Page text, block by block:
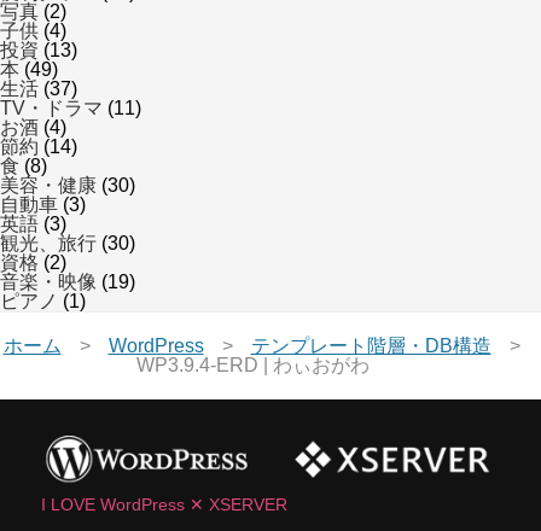
写真 (2)
子供 (4)
投資 (13)
本 (49)
生活 (37)
TV・ドラマ (11)
お酒 (4)
節約 (14)
食 (8)
美容・健康 (30)
自動車 (3)
英語 (3)
観光、旅行 (30)
資格 (2)
音楽・映像 (19)
ピアノ (1)
ホーム WordPress
テンプレート階層・DB構造
WP3.9.4-ERD | わぃおがわ
I LOVE WordPress ✕ XSERVER